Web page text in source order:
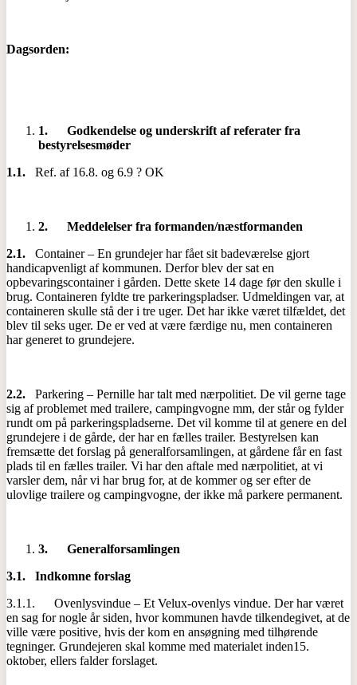
Dagsorden:
1. Godkendelse og underskrift af referater fra
bestyrelsesmøder
1.1. Ref. af 16.8. og 6.9 ? OK
2. Meddelelser fra formanden/næstformanden
2.1. Container – En grundejer har fået sit badeværelse gjort
handicapvenligt af kommunen. Derfor blev der sat en
opbevaringscontainer i gården. Dette skete 14 dage før den skulle i
brug. Containeren fyldte tre parkeringspladser. Udmeldingen var, at
containeren skulle stå der i tre uger. Det har ikke været tilfældet, det
blev til seks uger. De er ved at være færdige nu, men containeren
har generet to grundejere.
2.2. Parkering – Pernille har talt med nærpolitiet. De vil gerne tage
sig af problemet med trailere, campingvogne mm, der står og fylder
rundt om på parkeringspladserne. Det vil komme til at genere en del
grundejere i de gårde, der har en fælles trailer. Bestyrelsen kan
fremsætte det forslag på generalforsamlingen, at gårdene får en fast
plads til en fælles trailer. Vi har den aftale med nærpolitiet, at vi
varsler dem, når vi har brug for, at de kommer og ser efter de
ulovlige trailere og campingvogne, der ikke må parkere permanent.
3. Generalforsamlingen
3.1. Indkomne forslag
3.1.1. Ovenlysvindue – Et Velux-ovenlys vindue. Der har været
en sag for nogle år siden, hvor kommunen havde tilkendegivet, at de
ville være positive, hvis der kom en ansøgning med tilhørende
tegninger. Grundejeren skal komme med materialet inden15.
oktober, ellers falder forslaget.